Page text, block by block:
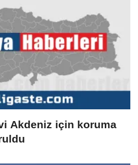
Akdeniz için koruma